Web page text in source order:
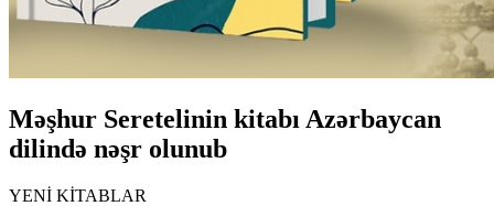
Məşhur Seretelinin kitabı Azərbaycan
dilində nəşr olunub
YENİ KİTABLAR